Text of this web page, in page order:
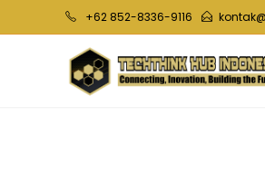
to
+62 852-8336-9116